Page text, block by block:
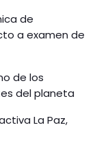
de
a examen de
de los
del planeta
La Paz,